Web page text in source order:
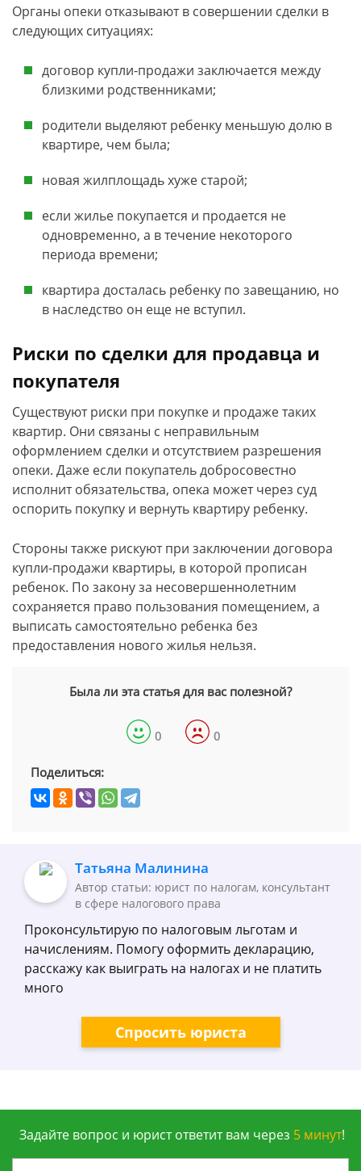
Органы опеки отказывают в совершении сделки в
следующих ситуациях:
договор купли-продажи заключается между
близкими родственниками;
родители выделяют ребенку меньшую долю в
квартире, чем была;
новая жилплощадь хуже старой;
если жилье покупается и продается не
одновременно, а в течение некоторого
периода времени;
квартира досталась ребенку по завещанию, но
в наследство он еще не вступил.
Риски по сделки для продавца и
покупателя
Существуют риски при покупке и продаже таких
квартир. Они связаны с неправильным
оформлением сделки и отсутствием разрешения
опеки. Даже если покупатель добросовестно
исполнит обязательства, опека может через суд
оспорить покупку и вернуть квартиру ребенку.
Стороны также рискуют при заключении договора
купли-продажи квартиры, в которой прописан
ребенок. По закону за несовершеннолетним
сохраняется право пользования помещением, а
выписать самостоятельно ребенка без
предоставления нового жилья нельзя.
Была ли эта статья для вас полезной?
0 0
Поделиться:
Татьяна Малинина
Автор статьи: юрист по налогам, консультант
в сфере налогового права
Проконсультирую по налоговым льготам и
начислениям. Помогу оформить декларацию,
расскажу как выиграть на налогах и не платить
много
Спросить юриста
Задайте вопрос и юрист ответит вам через 5 минут!